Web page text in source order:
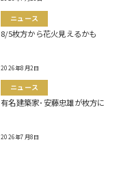
ニュース
8/5枚方から花火見えるかも
2026年8月2日
ニュース
有名建築家･安藤忠雄が枚方に
2026年7月8日